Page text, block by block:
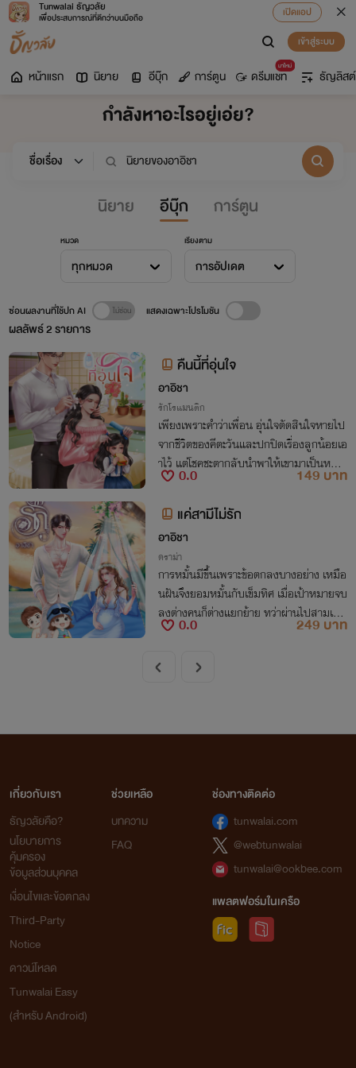
Tunwalai ธัญวลัย
เพื่อประสบการณ์ที่ดีกว่าบนมือถือ
เปิดแอป
เข้าสู่ระบบ
หน้าแรก นิยาย อีบุ๊ก การ์ตูน
มาใหม่
ดรีมแชท ธัญลิสต์
กำลังหาอะไรอยู่เอ่ย?
นิยาย อีบุ๊ก การ์ตูน
หมวด
ทุกหมวด
เรียงตาม
การอัปเดต
ผลลัพธ์2รายการ
ซ่อนผลงานที่ใช้ปก AI แสดงเฉพาะโปรโมชัน
คืนนี้ที่อุ่นใจ
อาอิชา
รักโรแมนติก
เพียงเพราะคำว่าเพื่อน อุ่นใจตัดสินใจหายไป
จากชีวิตของคีตะวันและปกปิดเรื่องลูกน้อยเอ
าไว้ แต่โชคชะตากลับนำพาให้เขามาเป็นหมอ
อยู่ตรงข้ามกับคาเฟ่ของเธอ "แม่อุ่นขา...หนู
0.0
149 บาท
แค่สามีไม่รัก
อาอิชา
ดราม่า
การหมั้นมีขึ้นเพราะข้อตกลงบางอย่าง เหมือ
นฝันจึงยอมหมั้นกับเข็มทิศ เมื่อเป้าหมายจบ
ลงต่างคนก็ต่างแยกย้าย ทว่าผ่านไปสามเดือ
น เหมือนฝันถึงรู้ว่าอดีตคู่หมั้นได้ฝากเด็กน้อ
0.0 249 บาท
เกี่ยวกับเรา
ธัญวลัยคือ?
นโยบายการ
คุ้มครอง
ข้อมูลส่วนบุคคล
เงื่อนไขและข้อตกลง
Third-Party
Notice
ดาวน์โหลด
Tunwalai Easy
(สำหรับ Android)
ช่วยเหลือ
บทความ
FAQ
ช่องทางติดต่อ
tunwalai.com
@webtunwalai
tunwalai@ookbee.com
แพลตฟอร์มในเครือ